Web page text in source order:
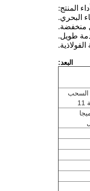
المنتج:
البعد:
السحب
ميجا